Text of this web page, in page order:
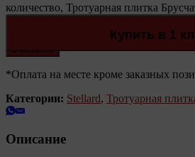
количество, Тротуарная плитка
В корзину
Купить в 1
*Оплата на месте кроме заказных
Категории: Stellard, Тротуарная
Описание